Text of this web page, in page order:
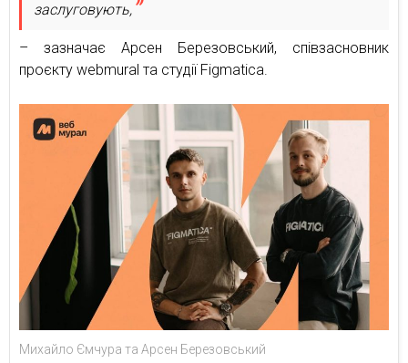
заслуговують,
– зазначає Арсен Березовський, співзасновник
проєкту webmural та студії Figmatica.
Михайло Ємчура та Арсен Березовський